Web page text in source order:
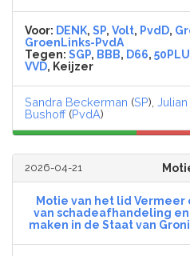
Voor: DENK, SP, Volt, PvdD,
GroenLinks-PvdA
Tegen: SGP, BBB, D66,
VVD, Keijzer
Sandra Beckerman (SP), Julian
Bushoff(PvdA)
2026-04-21
Motie van het lid
van schadeafhandeling
maken in de Staat van